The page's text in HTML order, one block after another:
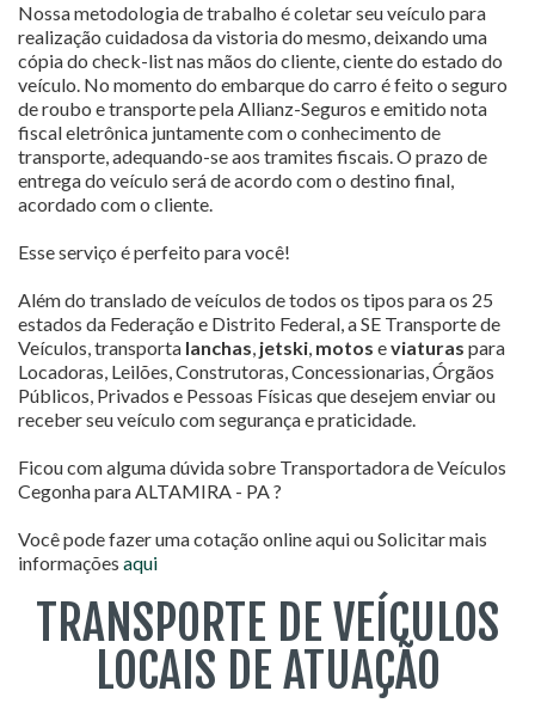
Nossa metodologia de trabalho é coletar seu veículo para
realização cuidadosa da vistoria do mesmo, deixando uma
cópia do check-list nas mãos do cliente, ciente do estado do
veículo. No momento do embarque do carro é feito o seguro
de roubo e transporte pela Allianz-Seguros e emitido nota
fiscal eletrônica juntamente com o conhecimento de
transporte, adequando-se aos tramites fiscais. O prazo de
entrega do veículo será de acordo com o destino final,
acordado com o cliente.
Esse serviço é perfeito para você!
Além do translado de veículos de todos os tipos para os 25
estados da Federação e Distrito Federal, a SE Transporte de
Veículos, transporta lanchas, jetski, motos eviaturas para
Locadoras, Leilões, Construtoras, Concessionarias, Órgãos
Públicos, Privados e Pessoas Físicas que desejem enviar ou
receber seu veículo com segurança e praticidade.
Ficou com alguma dúvida sobre Transportadora de Veículos
Cegonha para ALTAMIRA - PA ?
Você pode fazer uma cotação online aqui ou Solicitar mais
informações aqui
TRANSPORTE DE VEÍCULOS
LOCAIS DE ATUAÇÃO